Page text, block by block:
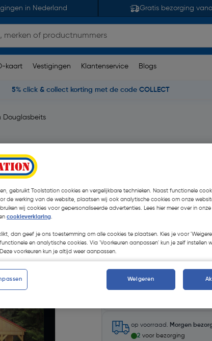
in Nederland Gratis bezorging
kaart Vestigingen Klantenservice Blogs
5% click & collect korting met de code COLLECT
Douglasbeits
€ 63,95
Selecteer winkel - Bekijk
op voorraad. Morgen
2 voor bezorging
gebruikt Toolstation cookies en vergelijkbare technieken. Naast functionele
de werking van de website, plaatsen wij ook analytische cookies om onze
wij cookies voor gepersonaliseerde advertenties. Lees hier meer over in onze
cookieverklaring.
dan geef je ons toestemming om alle cookies te plaatsen. Kies je voor
en analytische cookies. Via 'Voorkeuren aanpassen' kun je zelf instellen
voorkeuren kun je altijd weer aanpassen.
Weigeren